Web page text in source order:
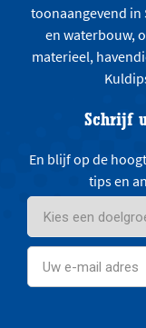
toonaangevend in
en waterbouw,
materieel,
Schrijf
En blijf op de
tips en